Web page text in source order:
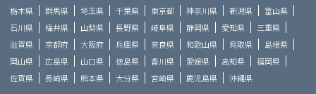
栃木県
群馬県 埼玉県 千葉県 東京都 神奈川県 新潟県
富山県
石川県
福井県 山梨県 長野県 岐阜県 静岡県 愛知県
三重県
滋賀県
京都府 大阪府 兵庫県 奈良県 和歌山県 鳥取県
島根県
岡山県
広島県 山口県 徳島県 香川県 愛媛県 高知県
福岡県
佐賀県
長崎県 熊本県 大分県 宮崎県 鹿児島県 沖縄県